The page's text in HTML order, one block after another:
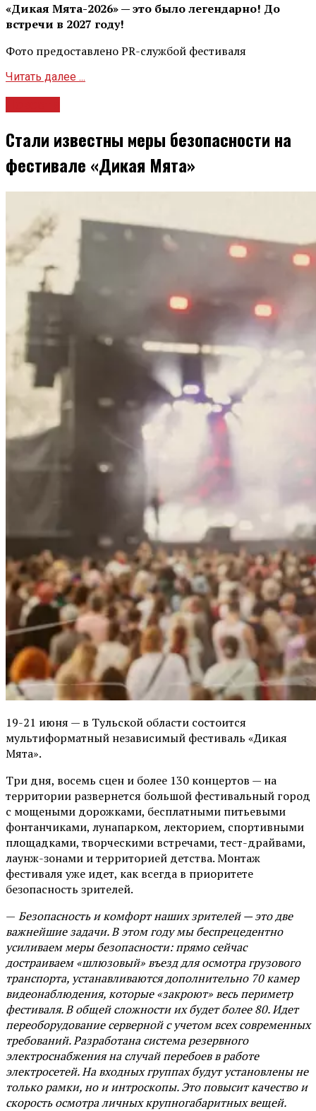
«Дикая Мята-2026» — это было легендарно! До
встречи в 2027 году!
Фото предоставлено PR-службой фестиваля
Читать далее ...
Стали известны меры безопасности на
фестивале «Дикая Мята»
19-21 июня — в Тульской области состоится
мультиформатный независимый фестиваль «Дикая
Мята».
Три дня, восемь сцен и более 130 концертов — на
территории развернется большой фестивальный город
с мощеными дорожками, бесплатными питьевыми
фонтанчиками, лунапарком, лекторием, спортивными
площадками, творческими встречами, тест-драйвами,
лаунж-зонами и территорией детства. Монтаж
фестиваля уже идет, как всегда в приоритете
безопасность зрителей.
— Безопасность и комфорт наших зрителей — это две
важнейшие задачи. В этом году мы беспрецедентно
усиливаем меры безопасности: прямо сейчас
достраиваем «шлюзовый» въезд для осмотра грузового
транспорта, устанавливаются дополнительно 70 камер
видеонаблюдения, которые «закроют» весь периметр
фестиваля. В общей сложности их будет более 80. Идет
переоборудование серверной с учетом всех современных
требований. Разработана система резервного
электроснабжения на случай перебоев в работе
электросетей. На входных группах будут установлены не
только рамки, но и интроскопы. Это повысит качество и
скорость осмотра личных крупногабаритных вещей.